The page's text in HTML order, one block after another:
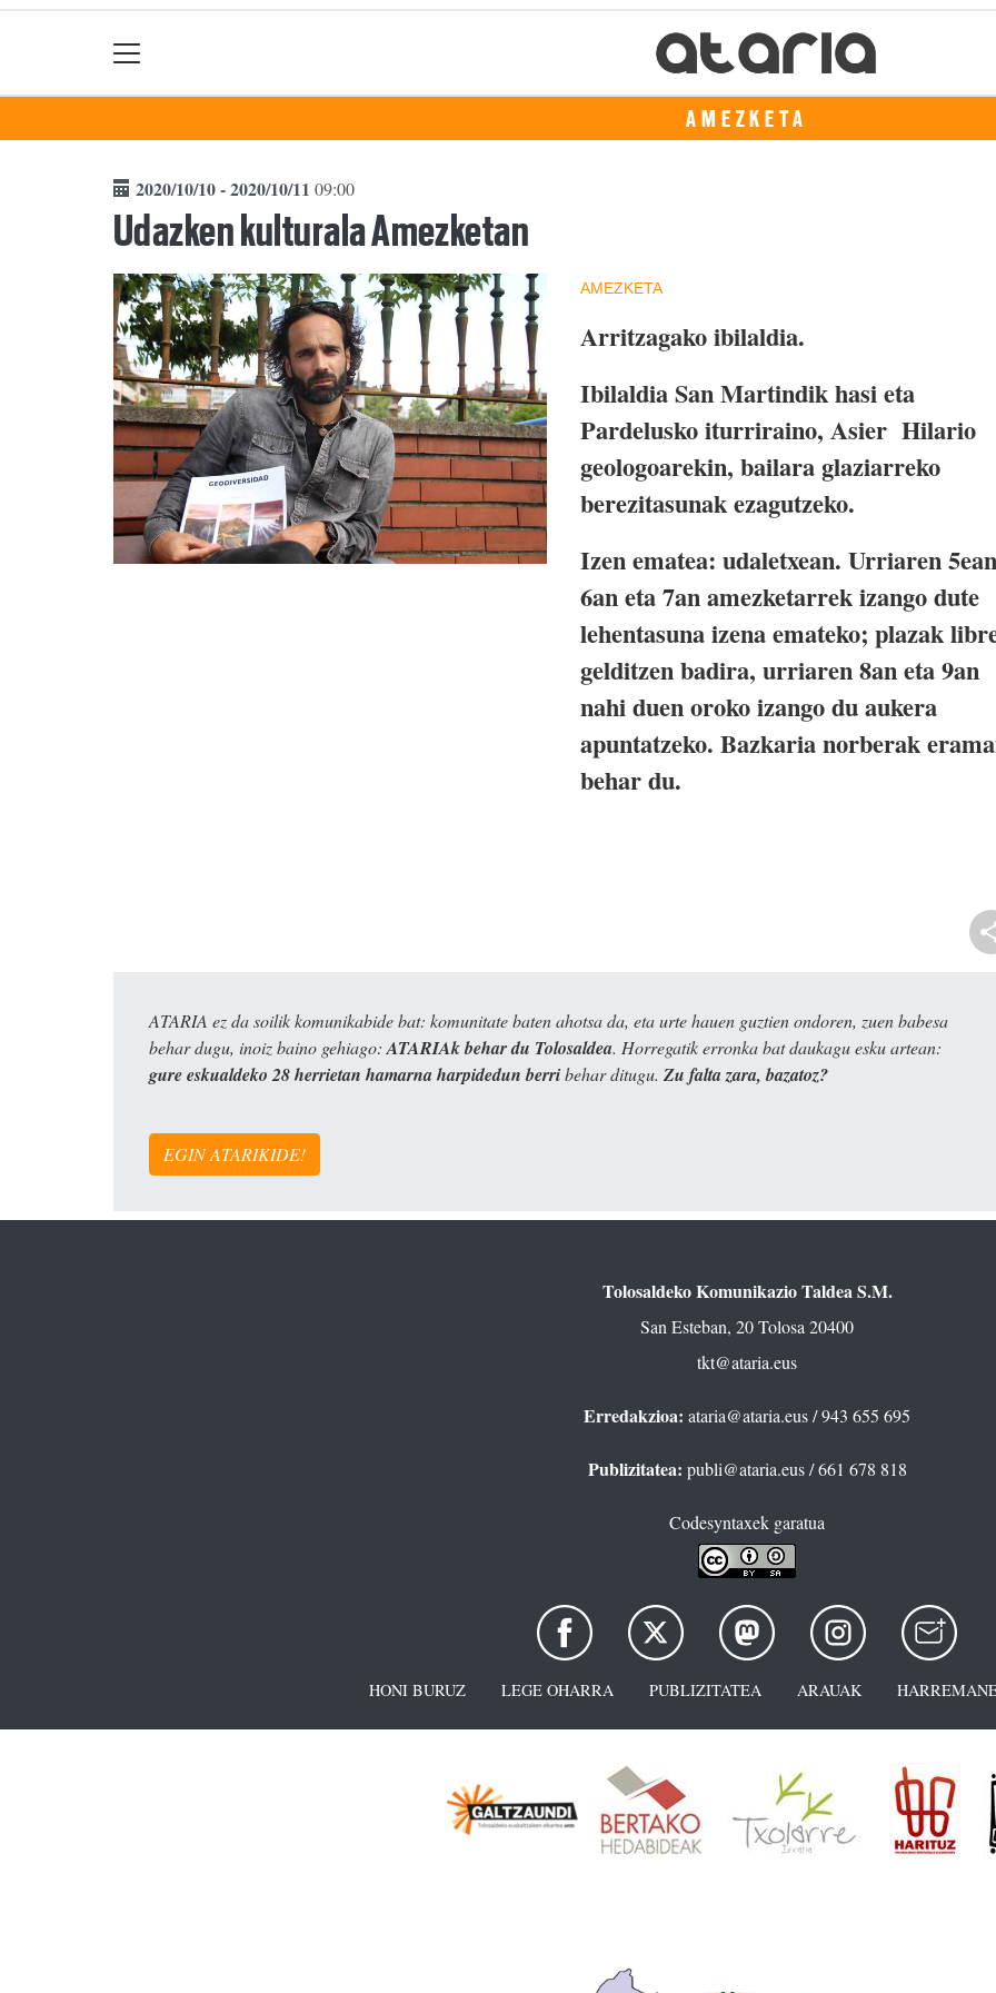
AMEZKETA
2020/10/10 - 2020/10/11 09:00
Udazken kulturala Amezketan
AMEZKETA
Arritzagako ibilaldia.
Ibilaldia San Martindik hasi eta
Pardelusko iturriraino, Asier Hilario
geologoarekin, bailara glaziarreko
berezitasunak ezagutzeko.
Izen ematea: udaletxean. Urriaren
6an eta 7an amezketarrek izango dute
lehentasuna izena emateko; plazak
gelditzen badira, urriaren 8an eta 9an
nahi duen oroko izango du aukera
apuntatzeko. Bazkaria norberak
behar du.
ATARIA ez da soilik komunikabide bat: komunitate baten ahotsa da, eta urte hauen guztien ondoren, zuen babesa
behar dugu, inoiz baino gehiago: ATARIAk behar du Tolosaldea. Horregatik erronka bat daukagu esku artean:
gure eskualdeko 28 herrietan hamarna harpidedun berribehar ditugu. Zu falta zara, bazatoz?
EGIN ATARIKIDE!
Tolosaldeko Komunikazio Taldea S.M.
San Esteban, 20 Tolosa 20400
tkt@ataria.eus
Erredakzioa: ataria@ataria.eus/ 943 655 695
Publizitatea: publi@ataria.eus/ 661 678 818
Codesyntaxek garatua
HONI BURUZ LEGE OHARRA PUBLIZITATEA ARAUAK